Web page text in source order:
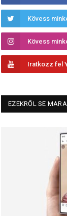
Kövess
Kövess
Iratkozz fel
EZEKRŐL SE